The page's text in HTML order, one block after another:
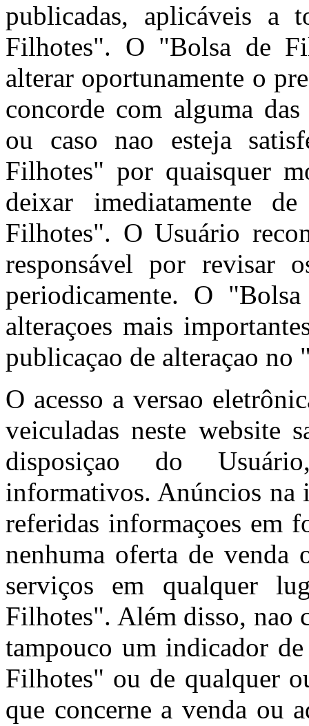
publicadas, aplicáveis a
Filhotes". O "Bolsa de
alterar oportunamente o
concorde com alguma
ou caso nao esteja
Filhotes" por quaisquer
deixar imediatamente
Filhotes". O Usuário
responsável por revisar
periodicamente. O
alteraçoes mais
publicaçao de alteraçao
O acesso a versao
veiculadas neste website
disposiçao do
informativos. Anúncios na
referidas informaçoes em
nenhuma oferta de venda
serviços em qualquer
Filhotes". Além disso, nao
tampouco um indicador
Filhotes" ou de qualquer
que concerne a venda ou